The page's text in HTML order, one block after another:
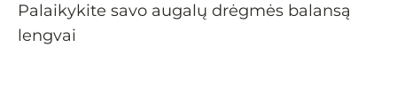
Palaikykite savo augalų drėgmės balansą
lengvai